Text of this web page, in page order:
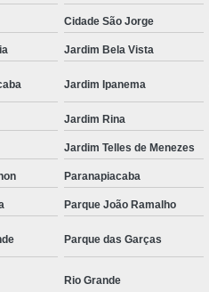
Cidade São Jorge
Jardim Bela Vista
Jardim Ipanema
Jardim Rina
Jardim Telles de Menezes
Paranapiacaba
Parque João Ramalho
Parque das Garças
Rio Grande